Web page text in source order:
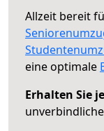
Allzeit bereit
eine optimale
Erhalten Sie